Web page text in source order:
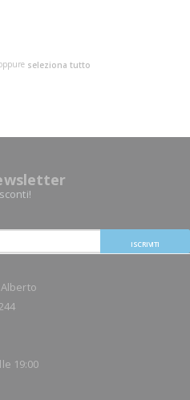
seleziona tutto
ISCRIVITI
19:00